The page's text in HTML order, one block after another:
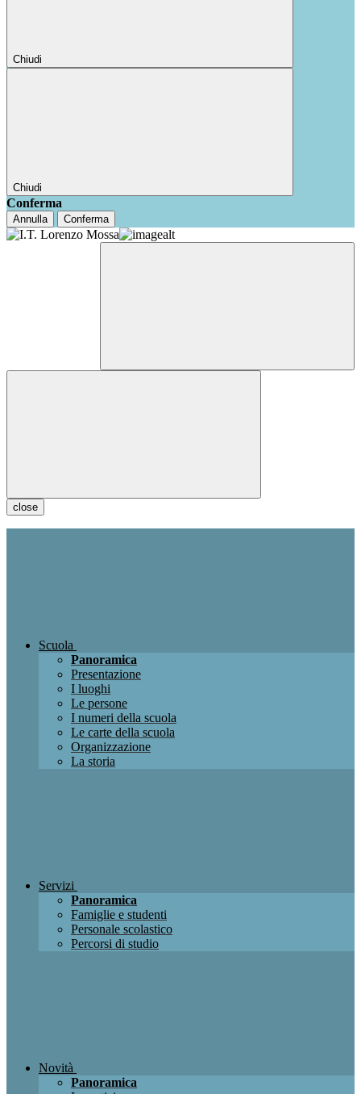
Chiudi
Chiudi
Conferma
Annulla Conferma
close
Scuola
Panoramica
Presentazione
I luoghi
Le persone
I numeri della scuola
Le carte della scuola
Organizzazione
La storia
Servizi
Panoramica
Famiglie e studenti
Personale scolastico
Percorsi di studio
Novità
Panoramica